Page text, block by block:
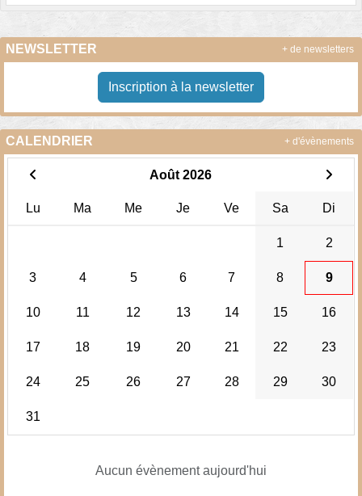
NEWSLETTER
Inscription à la newsletter
+ de newsletters
CALENDRIER
Août 2026
Lu Ma Me Je Ve Sa Di
1 2
3 4 5 6 7 8 9
10 11 12 13 14 15 16
17 18 19 20 21 22 23
24 25 26 27 28 29 30
31
Aucun évènement aujourd'hui
+ d'évènements